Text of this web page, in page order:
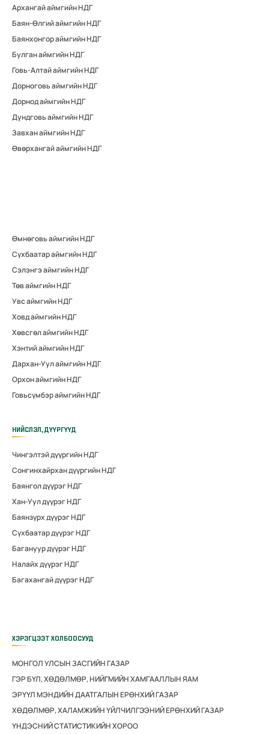
Архангай аймгийн НДГ
Баян-Өлгий аймгийн НДГ
Баянхонгор аймгийн НДГ
Булган аймгийн НДГ
Говь-Алтай аймгийн НДГ
Дорноговь аймгийн НДГ
Дорнод аймгийн НДГ
Дундговь аймгийн НДГ
Завхан аймгийн НДГ
Өвөрхангай аймгийн НДГ
Өмнөговь аймгийн НДГ
Сүхбаатар аймгийн НДГ
Сэлэнгэ аймгийн НДГ
Төв аймгийн НДГ
Увс аймгийн НДГ
Ховд аймгийн НДГ
Хөвсгөл аймгийн НДГ
Хэнтий аймгийн НДГ
Дархан-Уул аймгийн НДГ
Орхон аймгийн НДГ
Говьсүмбэр аймгийн НДГ
НИЙСЛЭЛ, ДҮҮРГҮҮД
Чингэлтэй дүүргийн НДГ
Сонгинхайрхан дүүргийн НДГ
Баянгол дүүрэг НДГ
Хан-Уул дүүрэг НДГ
Баянзүрх дүүрэг НДГ
Сүхбаатар дүүрэг НДГ
Багануур дүүрэг НДГ
Налайх дүүрэг НДГ
Багахангай дүүрэг НДГ
ХЭРЭГЦЭЭТ ХОЛБООСУУД
МОНГОЛ УЛСЫН ЗАСГИЙН ГАЗАР
ГЭР БҮЛ, ХӨДӨЛМӨР, НИЙГМИЙН ХАМГААЛЛЫН ЯАМ
ЭРҮҮЛ МЭНДИЙН ДААТГАЛЫН ЕРӨНХИЙ ГАЗАР
ХӨДӨЛМӨР, ХАЛАМЖИЙН ҮЙЛЧИЛГЭЭНИЙ ЕРӨНХИЙ ГАЗАР
ҮНДЭСНИЙ СТАТИСТИКИЙН ХОРОО